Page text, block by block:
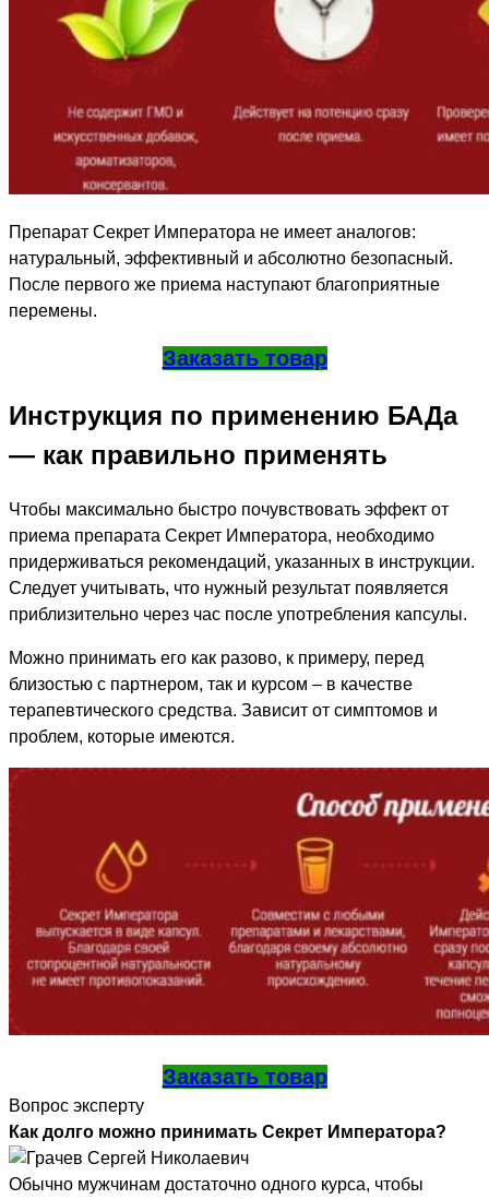
Препарат Секрет Императора не имеет аналогов:
натуральный, эффективный и абсолютно безопасный.
После первого же приема наступают благоприятные
перемены.
Заказать товар
Инструкция по применению БАДа
— как правильно применять
Чтобы максимально быстро почувствовать эффект от
приема препарата Секрет Императора, необходимо
придерживаться рекомендаций, указанных в инструкции.
Следует учитывать, что нужный результат появляется
приблизительно через час после употребления капсулы.
Можно принимать его как разово, к примеру, перед
близостью с партнером, так и курсом – в качестве
терапевтического средства. Зависит от симптомов и
проблем, которые имеются.
Заказать товар
Вопрос эксперту
Как долго можно принимать Секрет Императора?
Обычно мужчинам достаточно одного курса, чтобы